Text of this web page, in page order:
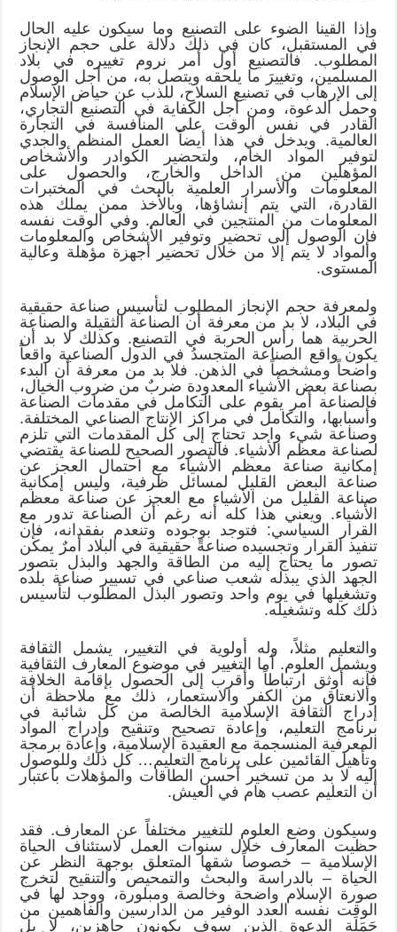
وإذا القينا الضوء على التصنيع وما سيكون عليه الحال
في المستقبل، كان في ذلك دلالة على حجم الإنجاز
المطلوب. فالتصنيع أول أمر نروم تغييره في بلاد
المسلمين، وتغييرَ ما يلحقه ويتصل به، من أجل الوصول
إلى الإرهاب في تصنيع السلاح، للذب عن حياض الإسلام
وحمل الدعوة، ومن أجل الكفاية في التصنيع التجاري،
القادر في نفس الوقت على المنافسة في التجارة
العالمية. ويدخل في هذا أيضاً العمل المنظم والجدي
لتوفير المواد الخام، ولتحضير الكوادر والأشخاص
المؤهلين من الداخل والخارج، والحصول على
المعلومات والأسرار العلمية بالبحث في المختبرات
القادرة، التي يتم إنشاؤها، وبالأخذ ممن يملك هذه
المعلومات من المنتجين في العالم. وفي الوقت نفسه
فإن الوصول إلى تحضير وتوفير الأشخاص والمعلومات
والمواد لا يتم إلا من خلال تحضير أجهزة مؤهلة وعالية
المستوى.
ولمعرفة حجم الإنجاز المطلوب لتأسيس صناعة حقيقية
في البلاد، لا بد من معرفة أن الصناعة الثقيلة والصناعة
الحربية هما رأس الحربة في التصنيع. وكذلك لا بد أن
يكون واقع الصناعة المتجسدُ في الدول الصناعية واقعاً
واضحاً ومشخصاً في الذهن. فلا بد من معرفة أن البدء
بصناعة بعض الأشياء المعدودة ضربٌ من ضروب الخيال،
فالصناعة أمر يقوم على التكامل في مقدمات الصناعة
وأسبابها، والتكامل في مراكز الإنتاج الصناعي المختلفة.
وصناعة شيء واحد تحتاج إلى كل المقدمات التي تلزم
لصناعة معظم الأشياء. فالتصور الصحيح للصناعة يقتضي
إمكانية صناعة معظم الأشياء مع احتمال العجز عن
صناعة البعض القليل لمسائل ظرفية، وليس إمكانية
صناعة القليل من الأشياء مع العجز عن صناعة معظم
الأشياء. ويعني هذا كله أنه رغم أن الصناعة تدور مع
القرار السياسي: فتوجد بوجوده وتنعدم بفقدانه، فإن
تنفيذ القرار وتجسيده صناعةً حقيقية في البلاد أمرٌ يمكن
تصور ما يحتاج إليه من الطاقة والجهد والبذل بتصور
الجهد الذي يبذله شعب صناعي في تسيير صناعة بلده
وتشغيلها في يوم واحد وتصور البذل المطلوب لتأسيس
ذلك كله وتشغيله.
والتعليم مثلاً، وله أولوية في التغيير، يشمل الثقافة
ويشمل العلوم. أما التغيير في موضوع المعارف الثقافية
فإنه أوثق ارتباطاً وأقرب إلى الحصول بإقامة الخلافة
والانعتاق من الكفر والاستعمار، ذلك مع ملاحظة أن
إدراج الثقافة الإسلامية الخالصة من كل شائبة في
برنامج التعليم، وإعادة تصحيح وتنقيح وإدراج المواد
المعرفية المنسجمة مع العقيدة الإسلامية، وإعادة برمجة
وتأهيل القائمين على برنامج التعليم… كل ذلك وللوصول
إليه لا بد من تسخير أحسن الطاقات والمؤهلات باعتبار
أن التعليم عصب هام في العيش.
وسيكون وضع العلوم للتغيير مختلفاً عن المعارف. فقد
حظيت المعارف خلال سنوات العمل لاستئناف الحياة
الإسلامية – خصوصاً شقها المتعلق بوجهة النظر عن
الحياة – بالدراسة والبحث والتمحيص والتنقيح لتخرج
صورة الإسلام واضحة وخالصة ومبلورة، ووجد لها في
الوقت نفسه العدد الوفير من الدارسين والفاهمين من
حَمَلَة الدعوة الذين سوف يكونون جاهزين، لا بل